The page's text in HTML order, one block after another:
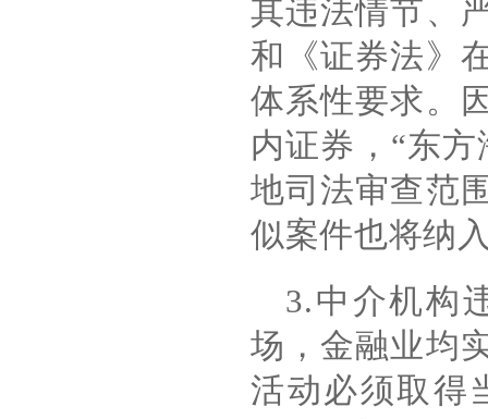
其违法情节、
和《证券法》
体系性要求。
内证券， “东方
地司法审查范
似案件也将纳
3.中介机构
场，金融业均
活动必须取得